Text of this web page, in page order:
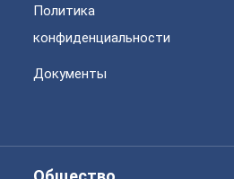
Политика
конфиденциальности
Документы